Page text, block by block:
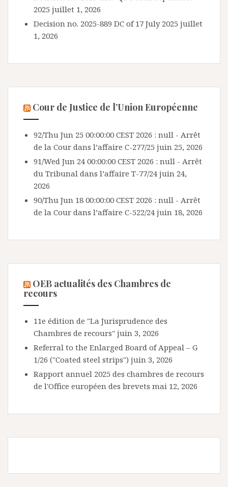
2025 juillet 1, 2026
Decision no. 2025-889 DC of 17 July 2025 juillet
1, 2026
Cour de Justice de l’Union Européenne
92/Thu Jun 25 00:00:00 CEST 2026 : null - Arrêt
de la Cour dans l’affaire C-277/25 juin 25, 2026
91/Wed Jun 24 00:00:00 CEST 2026 : null - Arrêt
du Tribunal dans l’affaire T-77/24 juin 24,
2026
90/Thu Jun 18 00:00:00 CEST 2026 : null - Arrêt
de la Cour dans l’affaire C-522/24 juin 18, 2026
OEB actualités des Chambres de
recours
11e édition de "La Jurisprudence des
Chambres de recours" juin 3, 2026
Referral to the Enlarged Board of Appeal – G
1/26 ("Coated steel strips") juin 3, 2026
Rapport annuel 2025 des chambres de recours
de l'Office européen des brevets mai 12, 2026